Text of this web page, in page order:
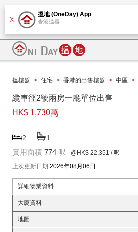
X
搵地 (OneDay) App
香港搵樓
搵樓盤 > 住宅 > 香港的出售樓盤 > 中區 >
纜車徑2號兩房一廳單位出售
HK$ 1,730萬
2 1
實用面積 774 呎 @HK$ 22,351 / 呎
上次更新日期 2026年08月06日
詳細物業資料
大廈資料
地圖